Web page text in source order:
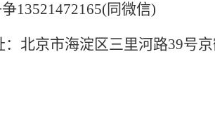
13521472165(同微信)
：北京市海淀区三里河路39号